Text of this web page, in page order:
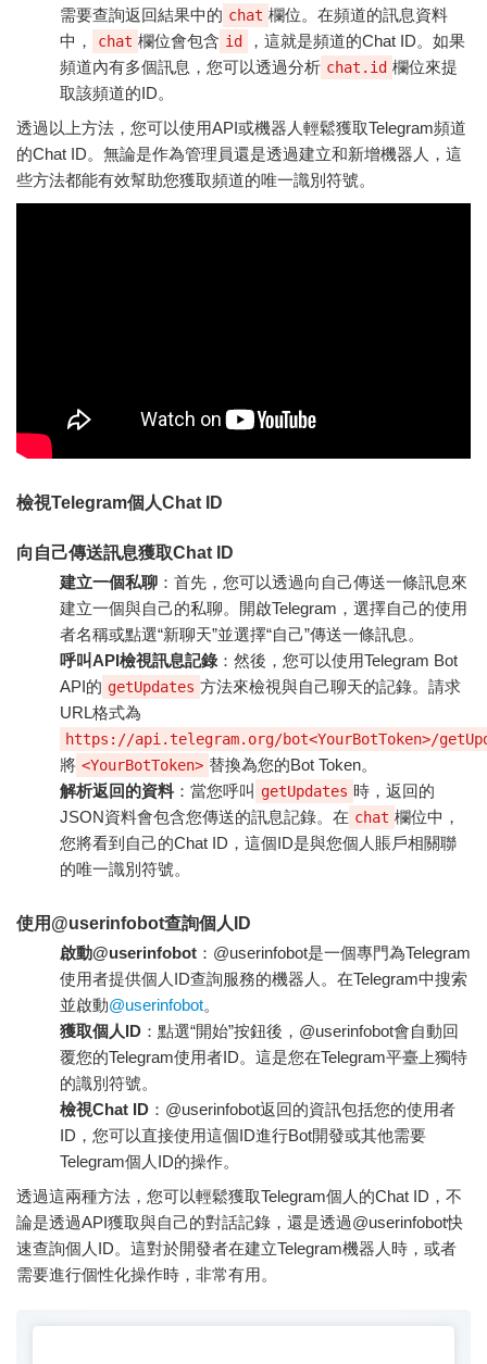
需要查詢返回結果中的 chat 欄位。在頻道的訊息資料
中，
chat 欄位會包含 id
，這就是頻道的Chat ID。如果
頻道內有多個訊息，您可以透過分析 chat.id 欄位來提
取該頻道的ID。
透過以上方法，您可以使用API或機器人輕鬆獲取Telegram頻道
的Chat ID。無論是作為管理員還是透過建立和新增機器人，這
些方法都能有效幫助您獲取頻道的唯一識別符號。
檢視Telegram個人Chat ID
向自己傳送訊息獲取Chat ID
建立一個私聊 ：首先，您可以透過向自己傳送一條訊息來
建立一個與自己的私聊。開啟Telegram，選擇自己的使用
者名稱或點選“新聊天”並選擇“自己”傳送一條訊息。
呼叫API檢視訊息記錄：然後，您可以使用Telegram Bot
API的 getUpdates 方法來檢視與自己聊天的記錄。請求
URL格式為
https://api.telegram.org/bot<YourBotToken>/
將 <YourBotToken> 替換為您的Bot Token。
解析返回的資料 ：當您呼叫 getUpdates 時，返回的
JSON資料會包含您傳送的訊息記錄。在 chat 欄位中，
您將看到自己的Chat ID，這個ID是與您個人賬戶相關聯
的唯一識別符號。
使用@userinfobot查詢個人ID
啟動@userinfobot ：@userinfobot是一個專門為Telegram
使用者提供個人ID查詢服務的機器人。在Telegram中搜索
並啟動@userinfobot。
獲取個人ID ：點選“開始”按鈕後，@userinfobot會自動回
覆您的Telegram使用者ID。這是您在Telegram平臺上獨特
的識別符號。
檢視Chat ID ：@userinfobot返回的資訊包括您的使用者
ID，您可以直接使用這個ID進行Bot開發或其他需要
Telegram個人ID的操作。
透過這兩種方法，您可以輕鬆獲取Telegram個人的Chat ID，不
論是透過API獲取與自己的對話記錄，還是透過@userinfobot快
速查詢個人ID。這對於開發者在建立Telegram機器人時，或者
需要進行個性化操作時，非常有用。